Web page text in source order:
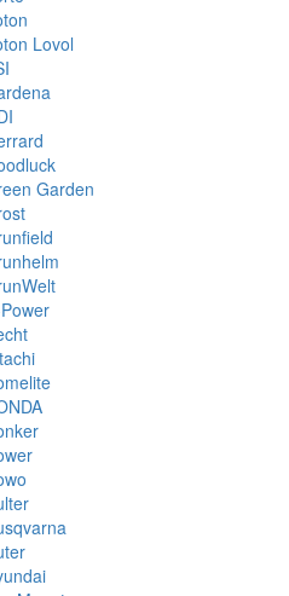
Lovol
Garden